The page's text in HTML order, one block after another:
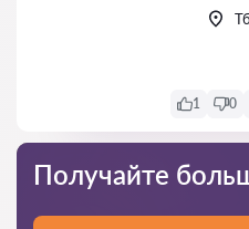
1 0
Получайте